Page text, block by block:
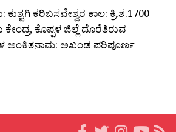
ಕರಿಬಸವೇಶ್ವರ ಕಾಲ: ಕ್ರಿ.ಶ.1700
ಕೇಂದ್ರ, ಕೊಪ್ಪಳ ಜಿಲ್ಲೆ ದೊರೆತಿರುವ
ಅಂಕಿತನಾಮ: ಅಖಂಡ ಪರಿಪೂರ್ಣ